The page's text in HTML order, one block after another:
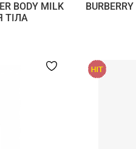
BODY MILK
ТІЛА